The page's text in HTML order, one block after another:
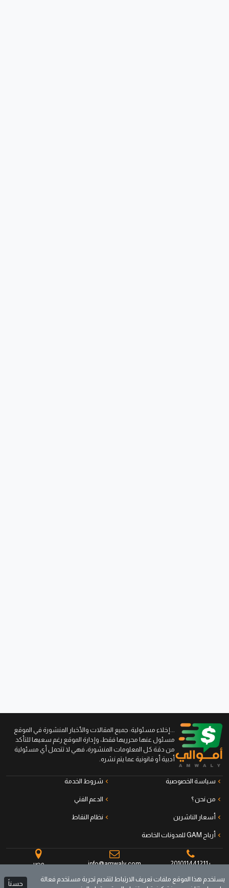
...إخلاء مسئولية: جميع المقالات والأخبار المنشورة في الموقع
مسئول عنها محرريها فقط، وإدارة الموقع رغم سعيها للتأكد
من دقة كل المعلومات المنشورة، فهي لا تتحمل أي مسئولية
أدبية أو قانونية عما يتم نشره.
سياسة الخصوصية شروط الخدمة
من نحن ؟ الدعم الفني
أسعار الناشرين نظام النقاط
أرباح GAM للمدونات الخاصة
+201011441211
info@amwaly.com مصر
يستخدم هذا الموقع ملفات تعريف الارتباط لتقديم تجربة مستخدم فعالة
حسناً